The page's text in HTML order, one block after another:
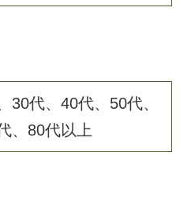
30代、40代、50代、
、80代以上